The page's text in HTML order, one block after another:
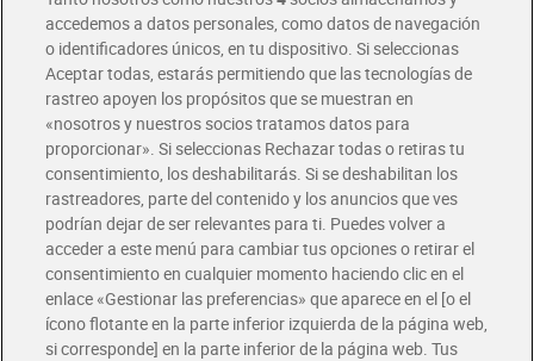
Envío gratis por compras superiores a 100€
Envío estandar por 4,99€
Glovo y Uber Eats
Solicita tu factura de Glovo o Uber Eats
Únete al CLUB Dia
Disfruta las ventajas y ofertas exclusivas.
Descárgate la APP Dia
Folletos y Tiendas
Descubre las mejores ofertas y busca tu tienda más cercana
accedemos a datos personales, como datos de navegación
o identificadores únicos, en tu dispositivo. Si seleccionas
Aceptar todas, estarás permitiendo que las tecnologías de
rastreo apoyen los propósitos que se muestran en
«nosotros y nuestros socios tratamos datos para
proporcionar». Si seleccionas Rechazar todas o retiras tu
consentimiento, los deshabilitarás. Si se deshabilitan los
rastreadores, parte del contenido y los anuncios que ves
podrían dejar de ser relevantes para ti. Puedes volver a
acceder a este menú para cambiar tus opciones o retirar el
consentimiento en cualquier momento haciendo clic en el
enlace «Gestionar las preferencias» que aparece en el [o el
ícono flotante en la parte inferior izquierda de la página web,
si corresponde] en la parte inferior de la página web. Tus